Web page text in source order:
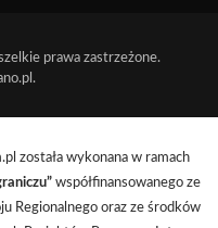
prawa zastrzeżone.
.
została wykonana w ramach
współfinansowanego ze
Regionalnego oraz ze środków